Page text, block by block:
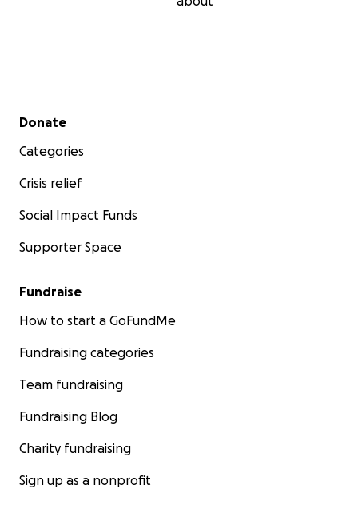
Secondary menu
Donate
Categories
Crisis relief
Social Impact Funds
Supporter Space
Fundraise
How to start a GoFundMe
Fundraising categories
Team fundraising
Fundraising Blog
Charity fundraising
Sign up as a nonprofit